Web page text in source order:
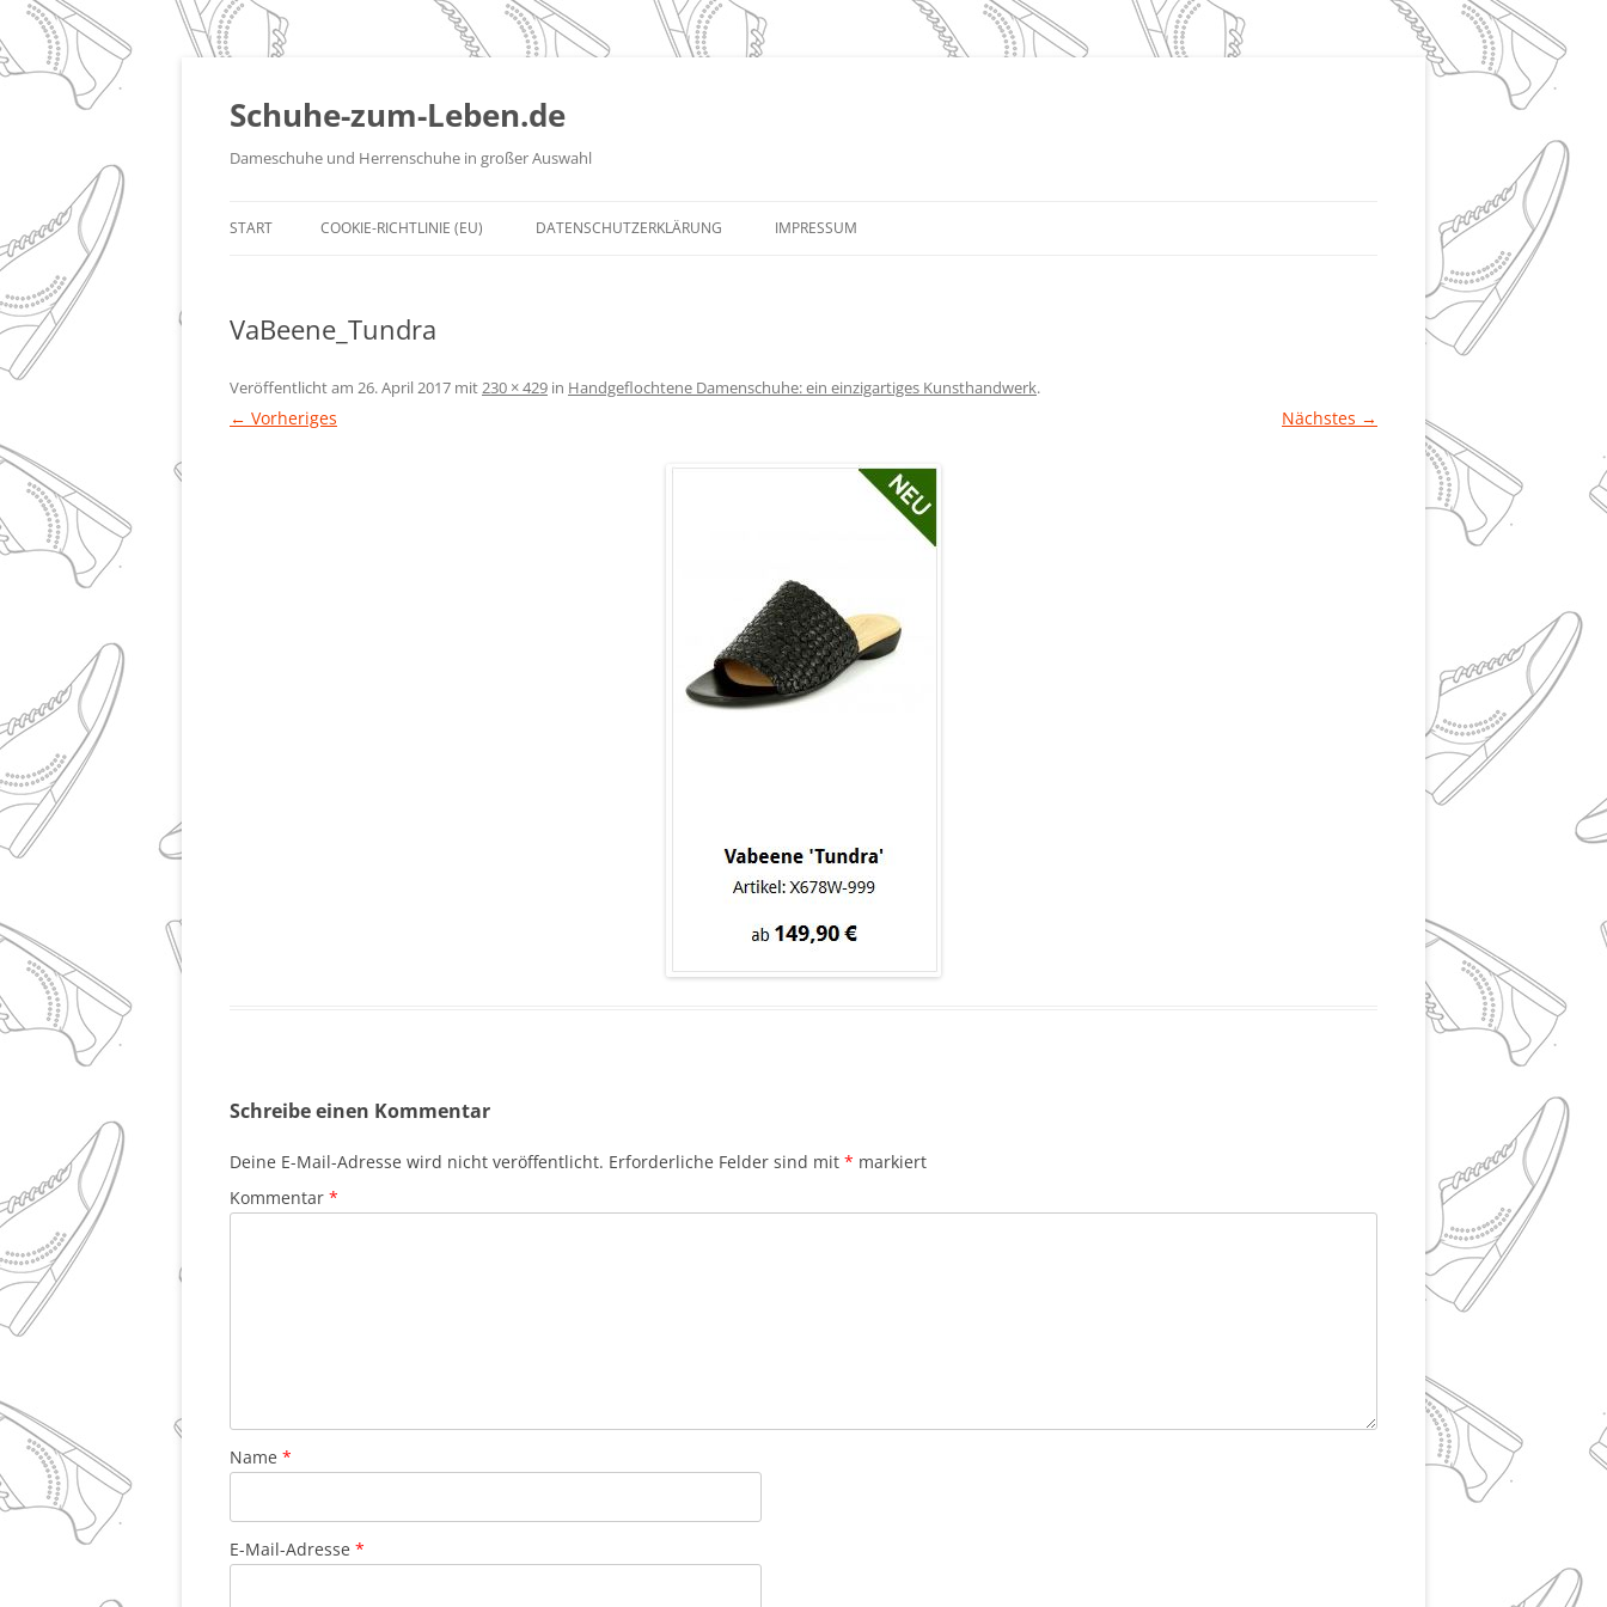
Zum
springen
Schuhe-zum-Leben.de
Dameschuhe und Herrenschuhe in großer Auswahl
START COOKIE-RICHTLINIE (EU) DATENSCHUTZERKLÄRUNG IMPRESSUM
VaBeene_Tundra
Veröffentlicht am 26. April 2017 mit230 × 429 in Handgeflochtene Damenschuhe: ein einzigartiges Kunsthandwerk.
← Vorheriges Nächstes →
Schreibe einen Kommentar
Deine E-Mail-Adresse wird nicht veröffentlicht. Erforderliche Felder sind mit * markiert
Kommentar *
Name *
E-Mail-Adresse *